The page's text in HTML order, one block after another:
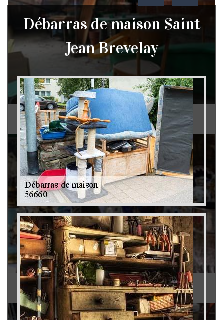
Débarras de grenier et cave 79
Antiquaire 79
Débarras de maison Saint
Jean Brevelay